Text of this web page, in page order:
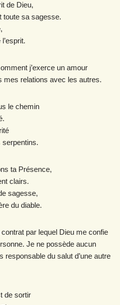
de Dieu,
toute sa sagesse.
j’exerce un amour
mes relations avec les autres.
le chemin
ta Présence,
clairs.
sagesse,
du diable.
par lequel Dieu me confie
Je ne possède aucun
responsable du salut d’une autre
de sortir